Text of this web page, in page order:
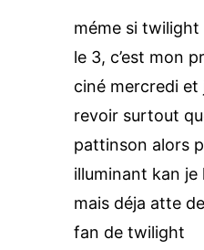
méme si twilight
le 3, c’est mon
ciné mercredi et
revoir surtout
pattinson alors
illuminant kan je
mais déja atte
fan de twilight